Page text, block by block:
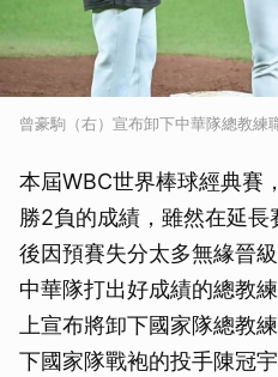
曾豪駒（右）宣布卸下中華隊總教練
本屆WBC世界棒球經典賽
勝2負的成績，雖然在延
後因預賽失分太多無緣晉
中華隊打出好成績的總教
上宣布將卸下國家隊總教
下國家隊戰袍的投手陳冠